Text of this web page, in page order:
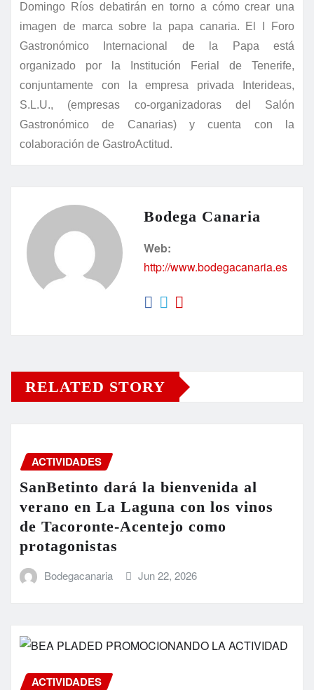
Domingo Ríos debatirán en torno a cómo crear una
imagen de marca sobre la papa canaria. El I Foro
Gastronómico Internacional de la Papa está
organizado por la Institución Ferial de Tenerife,
conjuntamente con la empresa privada Interideas,
S.L.U., (empresas co-organizadoras del Salón
Gastronómico de Canarias) y cuenta con la
colaboración de GastroActitud.
Bodega Canaria
Web:
http://www.bodegacanaria.es
RELATED STORY
ACTIVIDADES
SanBetinto dará la bienvenida al
verano en La Laguna con los vinos
de Tacoronte-Acentejo como
protagonistas
Bodegacanaria Jun 22, 2026
ACTIVIDADES